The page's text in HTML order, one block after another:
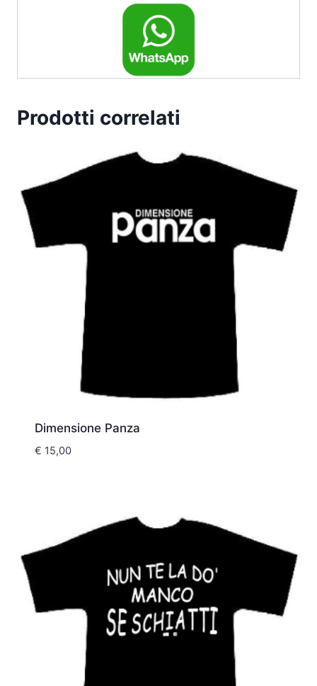
Prodotti correlati
Dimensione Panza
€ 15,00